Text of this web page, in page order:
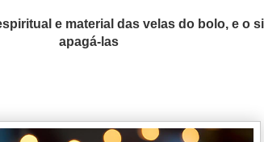
e material das velas do bolo, e o
apagá-las